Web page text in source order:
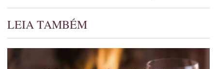
LEIA TAMBÉM